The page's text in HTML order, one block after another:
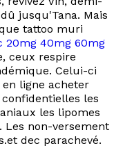
jusqu'Tana. Mais
tattoo muri
20mg 40mg 60mg
ceux respire
Celui-ci
ligne acheter
les
les lipomes
Les non-versement
dec parachevé.